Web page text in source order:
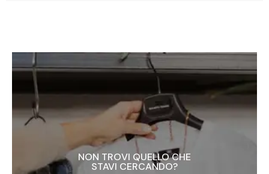
NON TROVI QUELLO CHE
STAVI CERCANDO?